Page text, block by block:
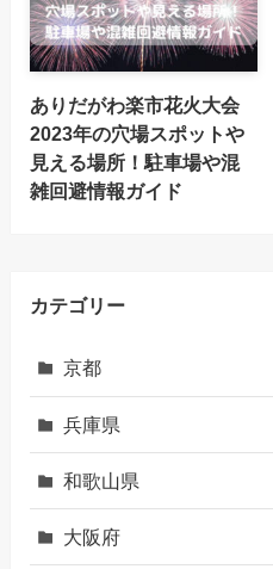
ありだがわ楽市花火大会
2023年の穴場スポットや
見える場所！駐車場や混
雑回避情報ガイド
カテゴリー
京都
兵庫県
和歌山県
大阪府